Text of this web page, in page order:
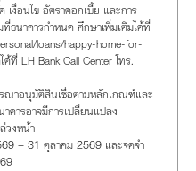
เงื่อนไข อัตราดอกเบี้ย และการ
ธนาคารกำหนด ศึกษาเพิ่มเติมได้ที่
loans/happy-home-for-
ที่ LH Bank Call Center โทร.
ณาอนุมัติสินเชื่อตามหลักเกณฑ์และ
คารอาจมีการเปลี่ยนแปลง
วงหน้า
– 31 ตุลาคม 2569 และจดจำ